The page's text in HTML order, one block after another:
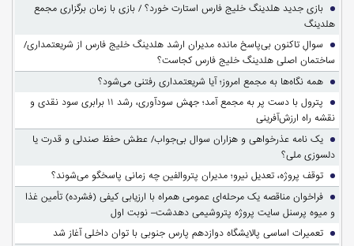
بازی جدید هلدینگ خلیج فارس استارت خورد؟ / بازی با زمان برگزاری مجمع
هلدینگ
سوالِ تاکنون بی‌پاسخ مانده مدیران ارشد هلدینگ خلیج فارس از شریعتمداری/
ساختمان اصلی هلدینگ خلیج فارس کجاست؟
همه نگاه‌ها به مجمع امروز؛ آیا شریعتمداری رفتنی می‌شود؟
پترول با دست پر به مجمع آمد؛ جهش سودآوری، رشد ۱۱ برابری سود نقدی و
نقشه راه ارزش‌آفرینی
یک نامه عذرخواهی و هزاران سوال بی‌جواب/ عطش حفظ صندلی و قدرت یا
دلسوزی ملی؟
توقف پروژه، تعدیل نیرو؛ مدیران پتروالفین چه زمانی پاسخگو می‌شوند؟
فراخوان مناقصه یک مرحله‌ای عمومی همراه با ارزیابی کیفی (فشرده) تأمین غذا
و میوه پرسنل سایت پروژه پتروشیمی دهدشت– نوبت اول
تعمیرات اساسی پالایشگاه دوازدهم پارس جنوبی با توان داخلی آغاز شد